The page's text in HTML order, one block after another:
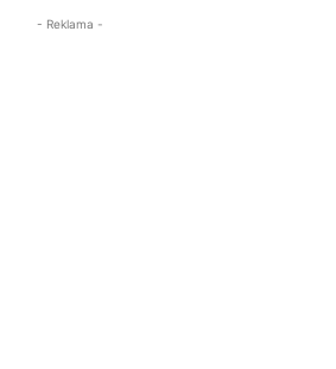
- Reklama -